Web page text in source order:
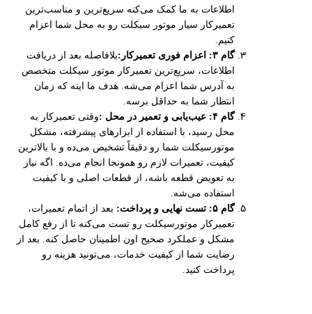
اطلاعات به ما کمک می‌کنه سریع‌ترین و مناسب‌ترین
تعمیرکار سیار موتور سیکلت رو به محل شما اعزام
کنیم
گام۳: اعزام فوری تعمیرکار :بلافاصله بعد از دریافت
اطلاعات، سریع‌ترین تعمیرکار موتور سیکلت متخصص
به آدرس شما اعزام می‌شه. هدف ما اینه که زمان
انتظار شما به حداقل برسه
گام۴: عیب‌یابی و تعمیر در محل :وقتی تعمیرکار به
محل رسید، با استفاده از ابزارهای پیشرفته، مشکل
موتورسیکلت شما رو دقیقاً تشخیص می‌ده و با بالاترین
کیفیت، تعمیرات لازم رو همونجا انجام می‌ده. اگه نیاز
به تعویض قطعه باشه، از قطعات اصلی و با کیفیت
استفاده می‌شه
گام۵: تست نهایی و پرداخت: بعد از اتمام تعمیرات،
تعمیرکار موتورسیکلت رو تست می‌کنه تا از رفع کامل
مشکل و عملکرد صحیح اون اطمینان حاصل کنه. بعد از
رضایت شما از کیفیت خدمات، می‌تونید هزینه رو
پرداخت کنید